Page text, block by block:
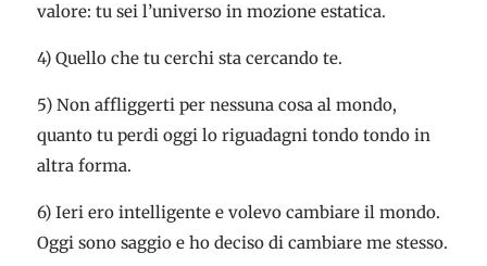
valore: tu sei l’universo in mozione estatica.
4) Quello che tu cerchi sta cercando te.
5) Non affliggerti per nessuna cosa al mondo,
quanto tu perdi oggi lo riguadagni tondo tondo in
altra forma.
6) Ieri ero intelligente e volevo cambiare il mondo.
Oggi sono saggio e ho deciso di cambiare me stesso.